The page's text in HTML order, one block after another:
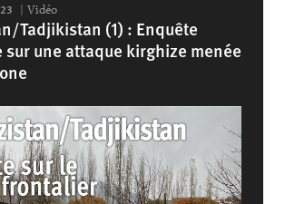
Vidéo
Tadjikistan (1) : Enquête
sur une attaque kirghize menée